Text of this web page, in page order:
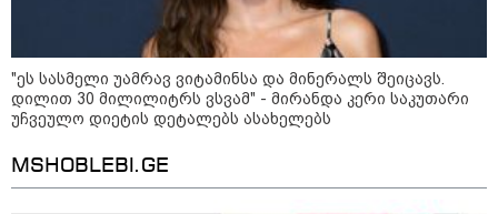
2008 წლის რუსეთ-საქართველოს
ომის მე-18 წლისთავთან
დაკავშირებით ადმინისტრაციულ
შენობებზე სახელმწიფო დროშები
დაეშვა
"ეს სასმელი უამრავ ვიტამინსა და მინერალს შეიცავს.
დილით 30 მილილიტრს ვსვამ" - მირანდა კერი საკუთარი
უჩვეულო დიეტის დეტალებს ასახელებს
MSHOBLEBI.GE